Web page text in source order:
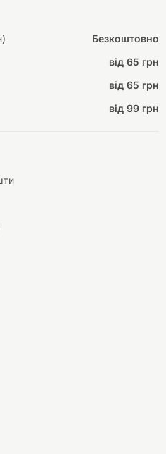
Безкоштовно
від 65 грн
від 65 грн
від 99 грн